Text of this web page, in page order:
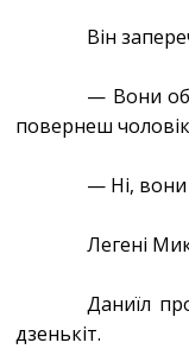
Він
— Вони
повернеш
— Ні,
Легені
Даниїл
дзенькіт.